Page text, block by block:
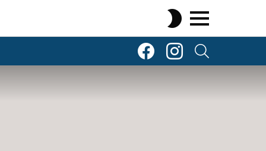
SKIN
TOP KomentyTOP Komenty